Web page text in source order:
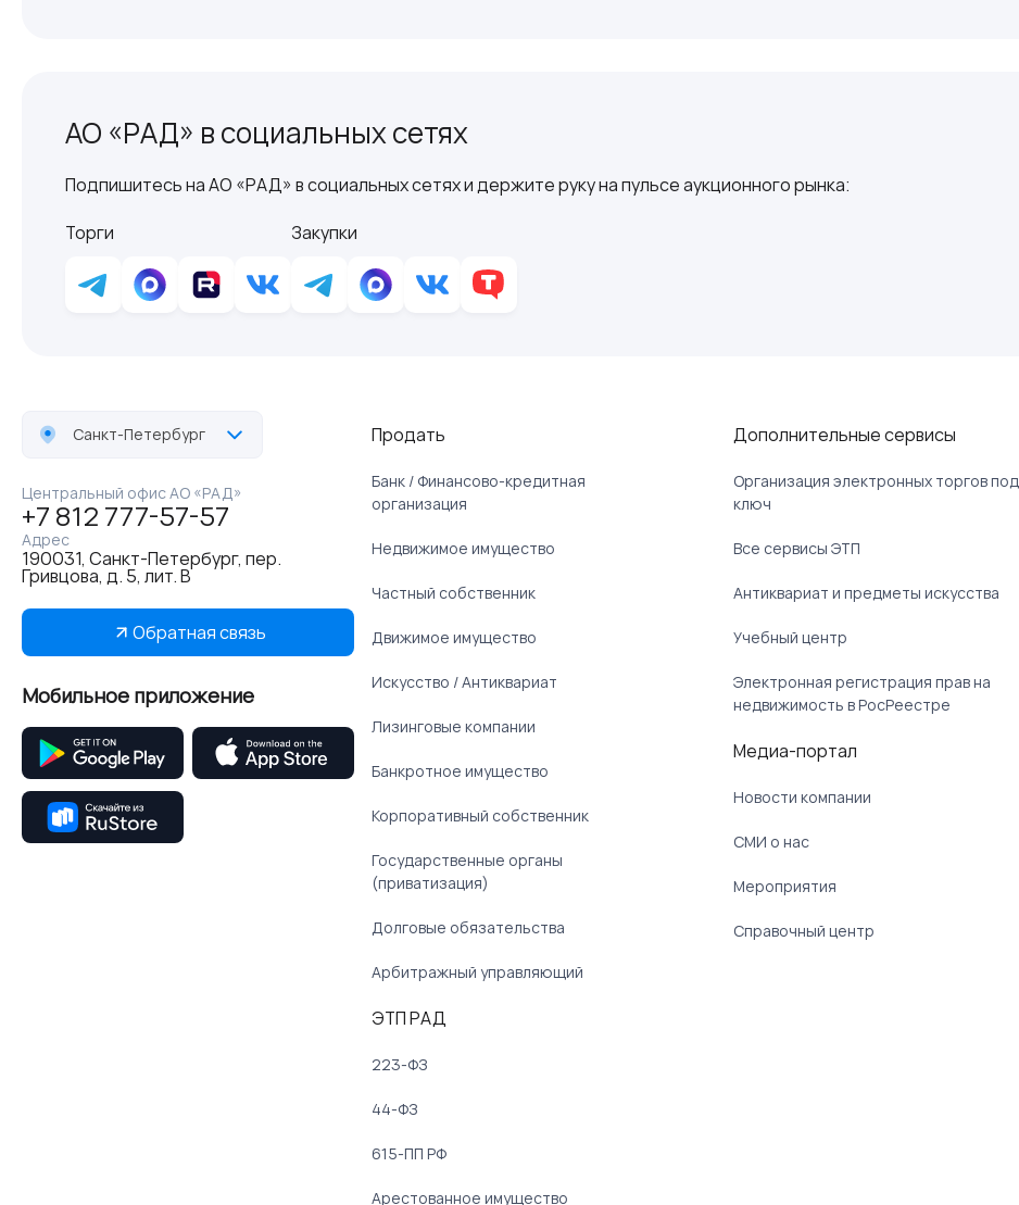
АО «РАД» в социальных сетях
Подпишитесь на АО «РАД» в социальных сетях и держите руку на пульсе аукционного рынка:
Торги
Закупки
Санкт-Петербург
Центральный офис АО «РАД»
+7 812 777-57-57
Адрес
190031, Санкт-Петербург, пер.
Гривцова, д. 5, лит. В
Обратная связь
Мобильное приложение
Продать
Банк / Финансово-кредитная
организация
Недвижимое имущество
Частный собственник
Движимое имущество
Искусство / Антиквариат
Лизинговые компании
Банкротное имущество
Корпоративный собственник
Государственные органы
(приватизация)
Долговые обязательства
Арбитражный управляющий
ЭТП РАД
223-ФЗ
44-ФЗ
615-ПП РФ
Арестованное имущество
Дополнительные сервисы
Организация электронных торгов под
ключ
Все сервисы ЭТП
Антиквариат и предметы искусства
Учебный центр
Электронная регистрация прав на
недвижимость в РосРеестре
Медиа-портал
Новости компании
СМИ о нас
Мероприятия
Справочный центр